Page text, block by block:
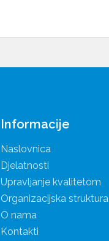
Informacije
Naslovnica
Djelatnosti
Upravljanje kvalitetom
Organizacijska struktura
O nama
Kontakti